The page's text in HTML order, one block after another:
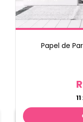
Papel de
11